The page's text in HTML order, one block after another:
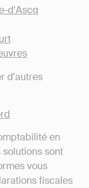
d'Ascq
d'autres
en
sont
vous
fiscales